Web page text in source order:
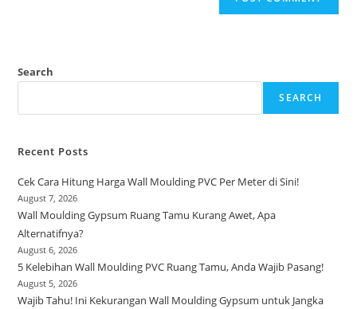
Search
SEARCH
Recent Posts
Cek Cara Hitung Harga Wall Moulding PVC Per Meter di Sini!
August 7, 2026
Wall Moulding Gypsum Ruang Tamu Kurang Awet, Apa
Alternatifnya?
August 6, 2026
5 Kelebihan Wall Moulding PVC Ruang Tamu, Anda Wajib Pasang!
August 5, 2026
Wajib Tahu! Ini Kekurangan Wall Moulding Gypsum untuk Jangka